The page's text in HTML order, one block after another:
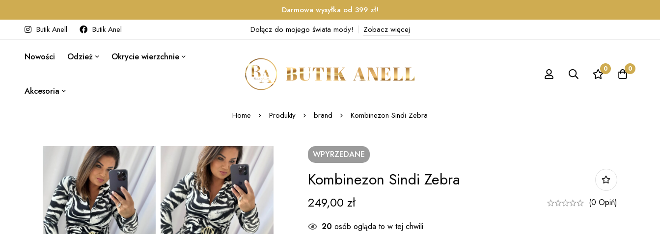
Darmowa wysyłka od 399 zł!
Butik Anell
Butik Anel Dołącz do mojego świata mody! Zobacz więcej
Nowości Odzież Okrycie wierzchnie
Akcesoria
0 0
Home Produkty brand Kombinezon Sindi Zebra
WPYRZEDANE
Kombinezon Sindi Zebra
249,00 zł (0 Opiń)
20 osób ogląda to w tej chwili